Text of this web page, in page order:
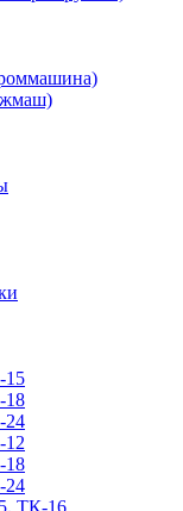
15
18
24
12
18
24
ТК-16